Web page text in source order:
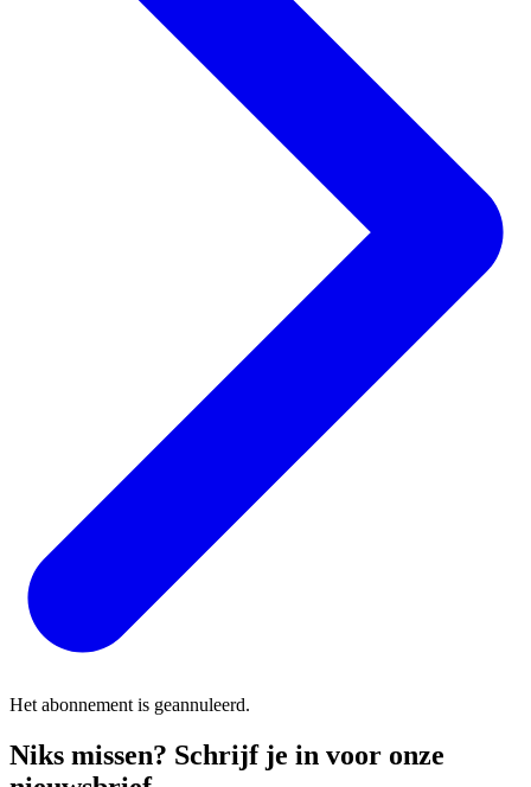
Het abonnement is geannuleerd.
Niks missen? Schrijf je in voor onze